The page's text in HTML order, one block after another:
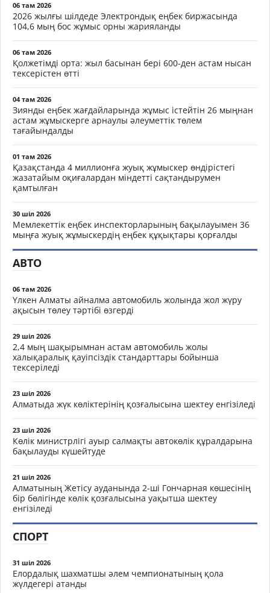
06 там 2026
2026 жылғы шілдеде Электрондық еңбек биржасында
104,6 мың бос жұмыс орны жарияланды
06 там 2026
Қолжетімді орта: жыл басынан бері 600-ден астам нысан
тексерістен өтті
04 там 2026
Зиянды еңбек жағдайларында жұмыс істейтін 26 мыңнан
астам жұмыскерге арнаулы әлеуметтік төлем
тағайындалды
01 там 2026
Қазақстанда 4 миллионға жуық жұмыскер өндірістегі
жазатайым оқиғалардан міндетті сақтандырумен
қамтылған
30 шіл 2026
Мемлекеттік еңбек инспекторларының бақылауымен 36
мыңға жуық жұмыскердің еңбек құқықтары қорғалды
АВТО
06 там 2026
Үлкен Алматы айналма автомобиль жолында жол жүру
ақысын төлеу тәртібі өзгерді
29 шіл 2026
2,4 мың шақырымнан астам автомобиль жолы
халықаралық қауіпсіздік стандарттары бойынша
тексеріледі
23 шіл 2026
Алматыда жүк көліктерінің қозғалысына шектеу енгізіледі
23 шіл 2026
Көлік министрлігі ауыр салмақты автокөлік құралдарына
бақылауды күшейтуде
21 шіл 2026
Алматының Жетісу ауданында 2-ші Гончарная көшесінің
бір бөлігінде көлік қозғалысына уақытша шектеу
енгізіледі
СПОРТ
31 шіл 2026
Елордалық шахматшы әлем чемпионатының қола
жүлдегері атанды